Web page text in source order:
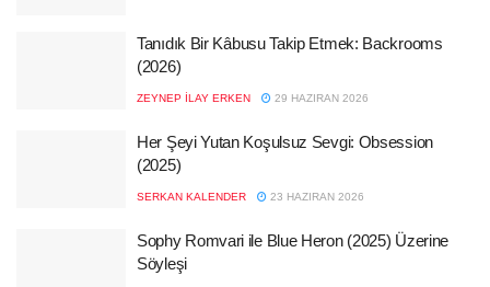
Tanıdık Bir Kâbusu Takip Etmek: Backrooms
(2026)
ZEYNEP İLAY ERKEN 29 HAZIRAN 2026
Her Şeyi Yutan Koşulsuz Sevgi: Obsession
(2025)
SERKAN KALENDER 23 HAZIRAN 2026
Sophy Romvari ile Blue Heron (2025) Üzerine
Söyleşi